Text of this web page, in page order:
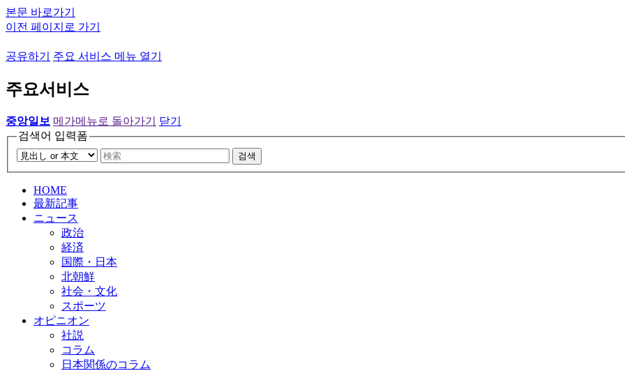
본문 바로가기
이전 페이지로 가기
공유하기 주요 서비스 메뉴 열기
주요서비스
중앙일보 메가메뉴로 돌아가기
닫기
검색어 입력폼
검색
HOME
最新記事
ニュース
政治
経済
国際・日本
北朝鮮
社会・文化
スポーツ
オピニオン
社説
コラム
日本関係のコラム